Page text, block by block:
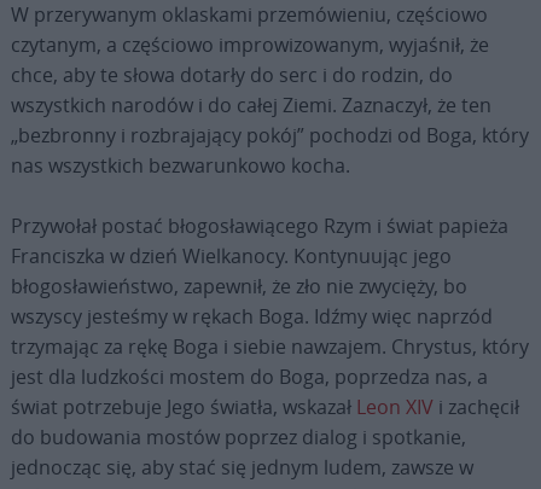
W przerywanym oklaskami przemówieniu, częściowo
czytanym, a częściowo improwizowanym, wyjaśnił, że
chce, aby te słowa dotarły do serc i do rodzin, do
wszystkich narodów i do całej Ziemi. Zaznaczył, że ten
„bezbronny i rozbrajający pokój” pochodzi od Boga, który
nas wszystkich bezwarunkowo kocha.
Przywołał postać błogosławiącego Rzym i świat papieża
Franciszka w dzień Wielkanocy. Kontynuując jego
błogosławieństwo, zapewnił, że zło nie zwycięży, bo
wszyscy jesteśmy w rękach Boga. Idźmy więc naprzód
trzymając za rękę Boga i siebie nawzajem. Chrystus, który
jest dla ludzkości mostem do Boga, poprzedza nas, a
świat potrzebuje Jego światła, wskazał Leon XIV i zachęcił
do budowania mostów poprzez dialog i spotkanie,
jednocząc się, aby stać się jednym ludem, zawsze w